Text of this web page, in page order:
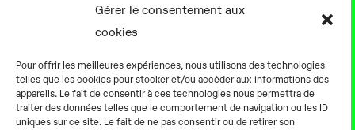
Gérer le consentement aux
cookies
Pour offrir les meilleures expériences, nous utilisons des technologies
telles que les cookies pour stocker et/ou accéder aux informations des
appareils. Le fait de consentir à ces technologies nous permettra de
traiter des données telles que le comportement de navigation ou les ID
uniques sur ce site. Le fait de ne pas consentir ou de retirer son